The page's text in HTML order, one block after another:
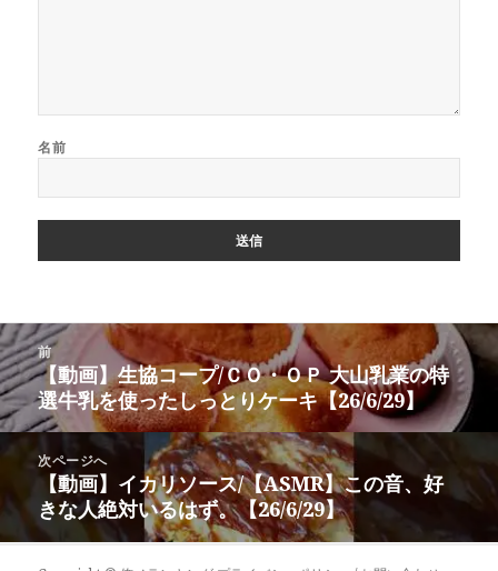
名前
投
稿
ナ
ビ
ゲ
シ
ン
前
前
の
投
稿:
【動画】生協コープ/ＣＯ・ＯＰ 大山乳業の特
選牛乳を使ったしっとりケーキ【26/6/29】
次ページへ
次
の
投
稿:
【動画】イカリソース/【ASMR】この音、好
きな人絶対いるはず。【26/6/29】